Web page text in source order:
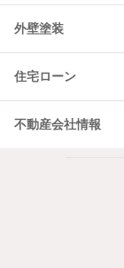
外壁塗装
住宅ローン
不動産会社情報